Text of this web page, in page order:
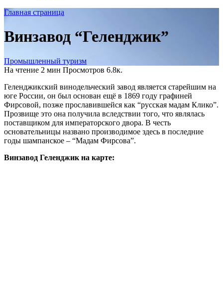
Главная страница
Винзавод “Геленджик”
Промышленный туризм
На чтение 2 мин Просмотров 6.8к.
Геленджикский винодельческий завод является старейшим на
юге России, он был основан ещё в 1869 году графиней
Фирсовой, позже прославившейся как “русская мадам Клико”.
Прозвище это она получила вследствии того, что являлась
поставщиком для императорского двора. В честь
основательницы названо производимое здесь в последние
годы шампанское – “Мадам Фирсова”.
Винзавод Геленджик на карте: